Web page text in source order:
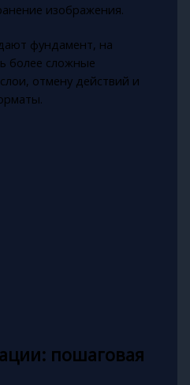
изображения.
фундамент, на
более сложные
отмену действий и
пошаговая